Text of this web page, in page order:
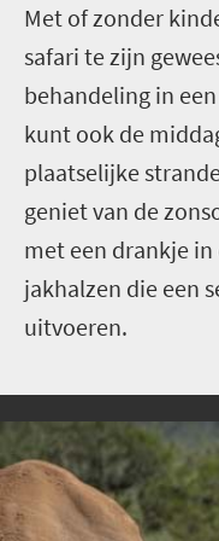
Met of zonder
safari te zijn
behandeling in
kunt ook de
plaatselijke
geniet van de
met een drankje
jakhalzen die een
uitvoeren.